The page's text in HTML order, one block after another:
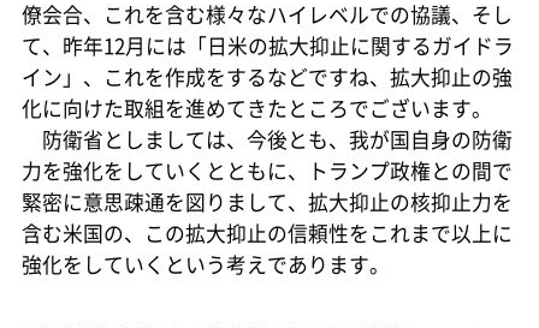
僚会合、これを含む様々なハイレベルでの協議、そし
て、昨年12月には「日米の拡大抑止に関するガイドラ
イン」、これを作成をするなどですね、拡大抑止の強
化に向けた取組を進めてきたところでございます。
防衛省としましては、今後とも、我が国自身の防衛
力を強化をしていくとともに、トランプ政権との間で
緊密に意思疎通を図りまして、拡大抑止の核抑止力を
含む米国の、この拡大抑止の信頼性をこれまで以上に
強化をしていくという考えであります。